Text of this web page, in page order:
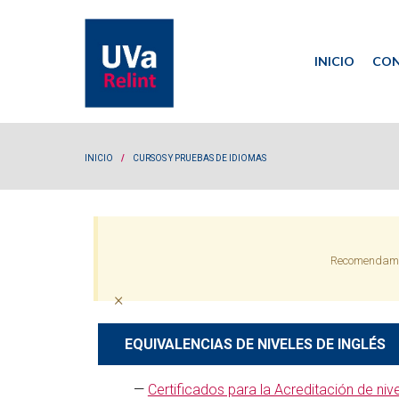
INICIO
INICIO / CURSOS Y PRUEBAS DE IDIOMAS
×
EQUIVALENCIAS DE NIVELES DE INGLÉS
— Certificados para la Acreditación de